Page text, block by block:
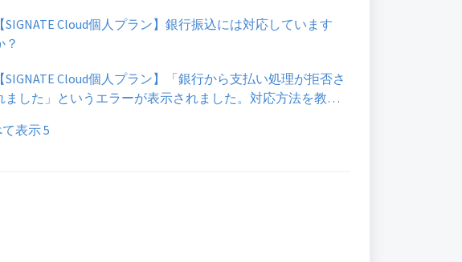
【SIGNATE Cloud個人プラン】銀行振込には対応しています
？
【SIGNATE Cloud個人プラン】「銀行から支払い処理が拒否さ
ました」というエラーが表示されました。対応方法を教え
表示 5